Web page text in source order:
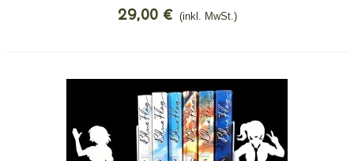
29,00 € (inkl. MwSt.)